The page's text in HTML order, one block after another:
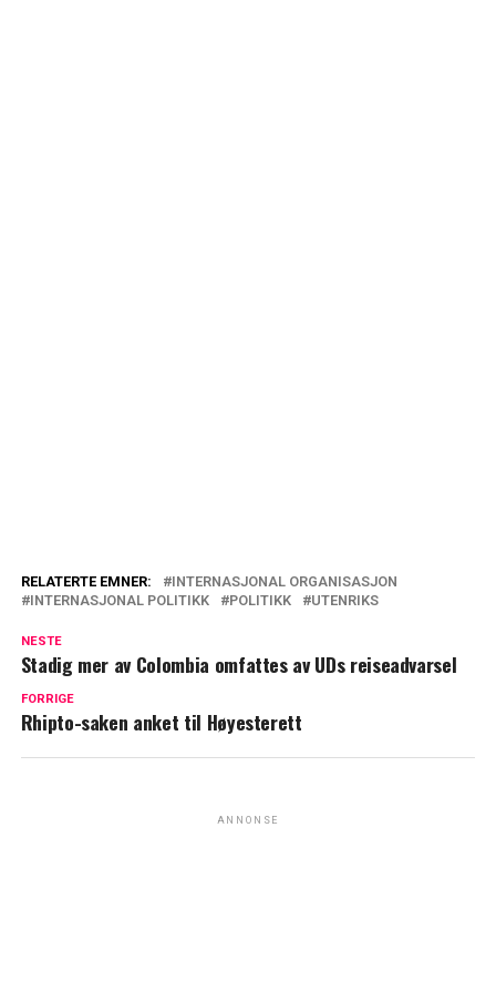
RELATERTE EMNER:
INTERNASJONAL ORGANISASJON
INTERNASJONAL POLITIKK
POLITIKK UTENRIKS
NESTE
Stadig mer av Colombia omfattes av UDs reiseadvarsel
FORRIGE
Rhipto-saken anket til Høyesterett
ANNONSE